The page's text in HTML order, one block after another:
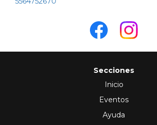
Secciones
Inicio
Eventos
Ayuda